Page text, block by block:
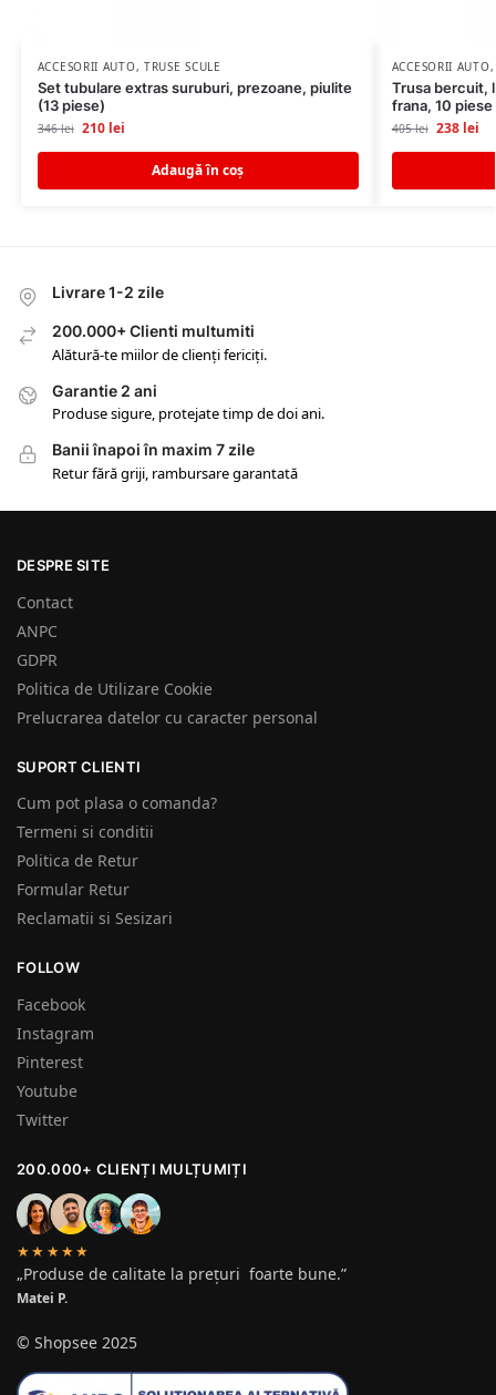
ACCESORII AUTO, TRUSE SCULE
Set tubulare extras suruburi, prezoane, piulite
(13 piese)
346lei 210 lei
Adaugă în coș
ACCESORII AUTO
Trusa bercuit,
frana, 10 piese
405lei 238 lei
Livrare 1-2 zile
200.000+ Clienti multumiti
Alătură-te miilor de clienți fericiți.
Garantie 2 ani
Produse sigure, protejate timp de doi ani.
Banii înapoi în maxim 7 zile
Retur fără griji, rambursare garantată
DESPRE SITE
Contact
ANPC
GDPR
Politica de Utilizare Cookie
Prelucrarea datelor cu caracter personal
SUPORT CLIENTI
Cum pot plasa o comanda?
Termeni si conditii
Politica de Retur
Formular Retur
Reclamatii si Sesizari
FOLLOW
Facebook
Instagram
Pinterest
Youtube
Twitter
200.000+ CLIENȚI MULȚUMIȚI
★★★★★
„Produse de calitate la prețuri foarte bune.”
Matei P.
© Shopsee 2025